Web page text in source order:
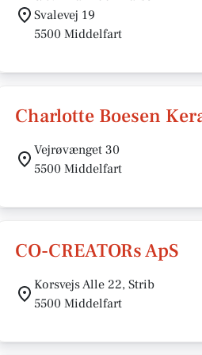
Svalevej 19
5500 Middelfart
Charlotte Boesen
Vejrøvænget 30
5500 Middelfart
CO-CREATORs ApS
Korsvejs Alle 22, Strib
5500 Middelfart